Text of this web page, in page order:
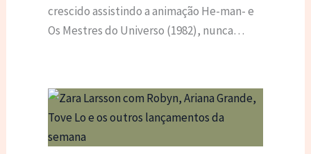
crescido assistindo a animação He-man- e
Os Mestres do Universo (1982), nunca…